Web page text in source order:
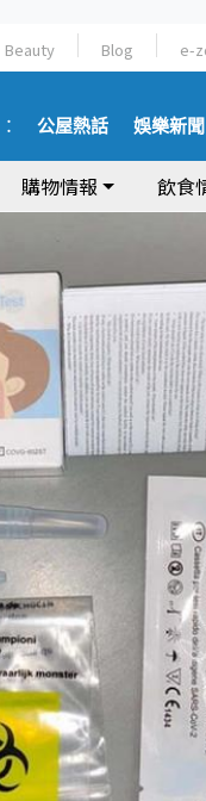
Beauty Blog e-
公屋熱話 娛樂新聞
購物情報 飲食